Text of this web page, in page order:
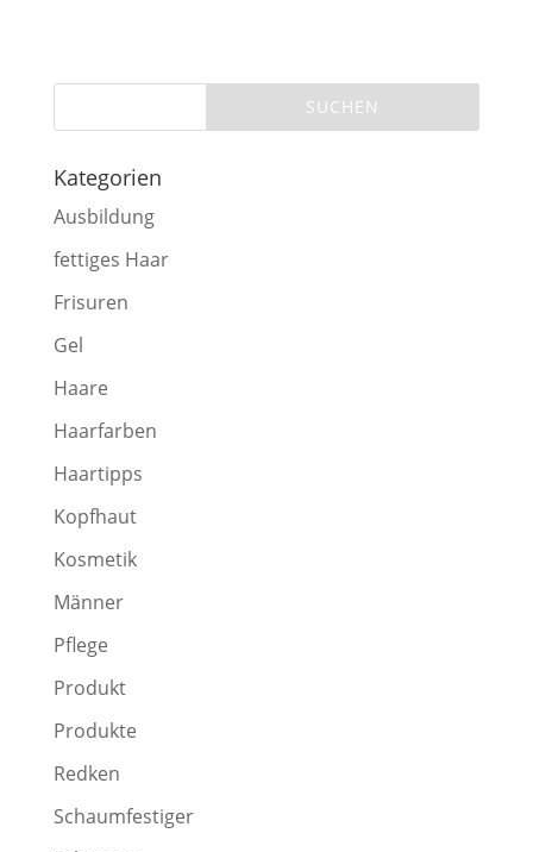
Kategorien
Ausbildung
fettiges Haar
Frisuren
Gel
Haare
Haarfarben
Haartipps
Kopfhaut
Kosmetik
Männer
Pflege
Produkt
Produkte
Redken
Schaumfestiger